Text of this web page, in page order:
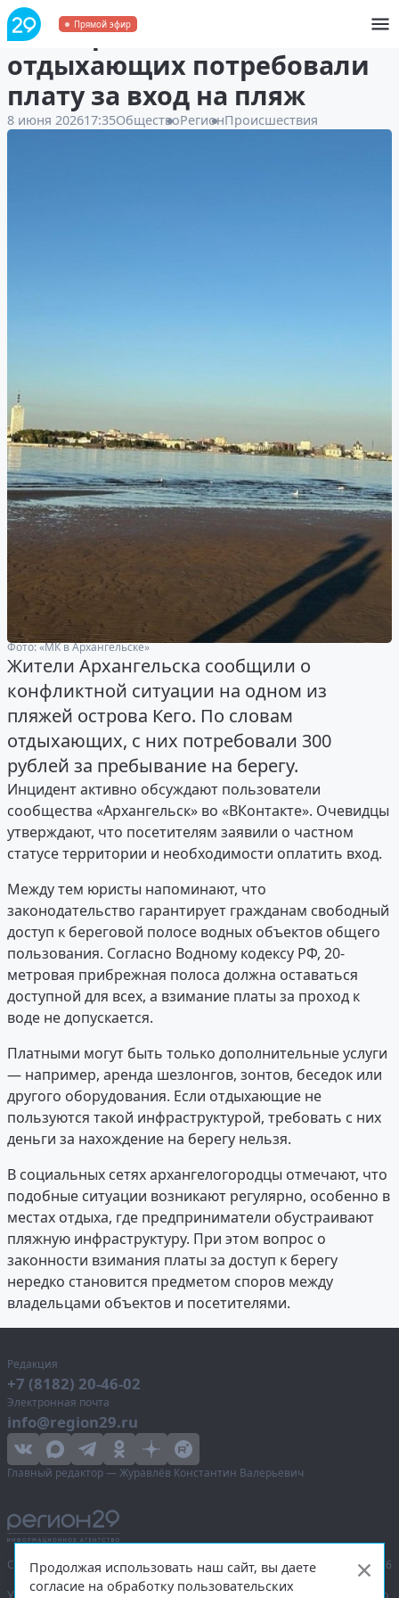
Прямой эфир
На острове Кего с
отдыхающих потребовали
плату за вход на пляж
8 июня 202617:35ОбществоРегионПроисшествия
Фото: «МК в Архангельске»
Жители Архангельска сообщили о
конфликтной ситуации на одном из
пляжей острова Кего. По словам
отдыхающих, с них потребовали 300
рублей за пребывание на берегу.
Инцидент активно обсуждают пользователи
сообщества «Архангельск» во «ВКонтакте». Очевидцы
утверждают, что посетителям заявили о частном
статусе территории и необходимости оплатить вход.
Между тем юристы напоминают, что
законодательство гарантирует гражданам свободный
доступ к береговой полосе водных объектов общего
пользования. Согласно Водному кодексу РФ, 20-
метровая прибрежная полоса должна оставаться
доступной для всех, а взимание платы за проход к
воде не допускается.
Платными могут быть только дополнительные услуги
— например, аренда шезлонгов, зонтов, беседок или
другого оборудования. Если отдыхающие не
пользуются такой инфраструктурой, требовать с них
деньги за нахождение на берегу нельзя.
В социальных сетях архангелогородцы отмечают, что
подобные ситуации возникают регулярно, особенно в
местах отдыха, где предприниматели обустраивают
пляжную инфраструктуру. При этом вопрос о
законности взимания платы за доступ к берегу
нередко становится предметом споров между
владельцами объектов и посетителями.
Редакция
+7 (8182) 20-46-02
Электронная почта
info@region29.ru
Главный редактор — Журавлёв Константин Валерьевич
Сетевое издание «Информационное агентство Регион 29»,
© 2016–2026
Продолжая использовать наш сайт, вы даете
согласие на обработку пользовательских